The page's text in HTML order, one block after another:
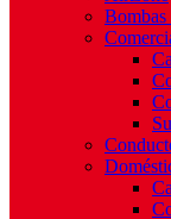
Bombas